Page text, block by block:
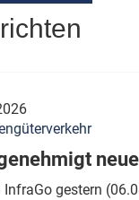
Wer spricht für
InfraGo gestern